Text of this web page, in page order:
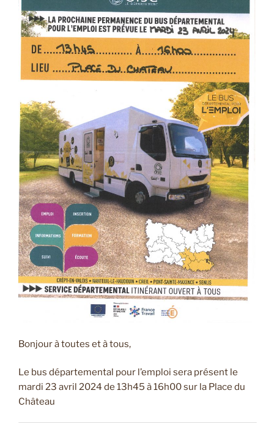
Bonjour à toutes et à tous,
Le bus départemental pour l’emploi sera présent le
mardi 23 avril 2024 de 13h45 à 16h00 sur la Place du
Château